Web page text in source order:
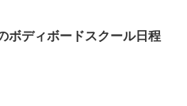
ボディボードスクール日程